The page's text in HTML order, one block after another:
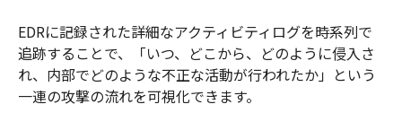
EDRに記録された詳細なアクティビティログを時系列で
追跡することで、「いつ、どこから、どのように侵入さ
れ、内部でどのような不正な活動が行われたか」という
一連の攻撃の流れを可視化できます。